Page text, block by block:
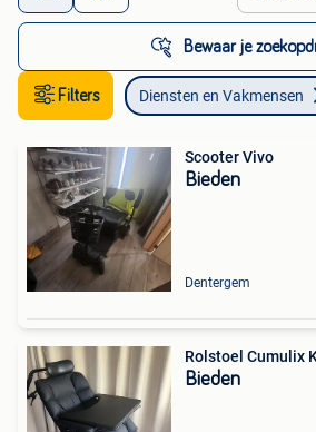
Bewaar je
Filters Diensten en Vakmensen
Scooter Vivo
Bieden
Dentergem
Rolstoel Cumulix
Bieden